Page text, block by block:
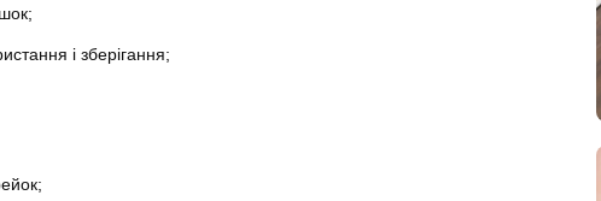
і зберігання;